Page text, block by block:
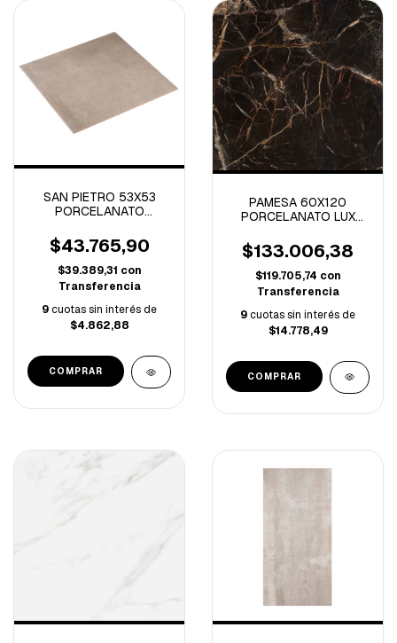
SAN PIETRO 53X53
PORCELANATO
SATINADO 1° -2M/C
$43.765,90
$39.389,31 con
Transferencia
9cuotas sin interés de
$4.862,88
PAMESA 60X120
PORCELANATO LUX
PULIDO RECT-1.44M/C
$133.006,38
$119.705,74 con
Transferencia
9cuotas sin interés de
$14.778,49